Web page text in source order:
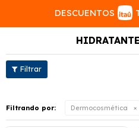
DESCUENTOS
Filtrando por: Dermocosmética